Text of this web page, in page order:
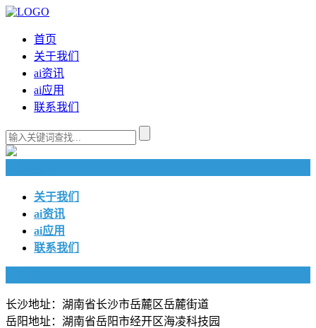
首页
关于我们
ai资讯
ai应用
联系我们
关于我们
ai资讯
ai应用
联系我们
长沙地址：湖南省长沙市岳麓区岳麓街道
岳阳地址：湖南省岳阳市经开区海凌科技园